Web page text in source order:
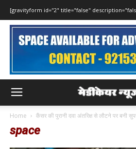
[gravityform id="2" title="false"
Home कैंसर की पुरानी दवा अंतरिक्ष से लौटने पर बनी
space